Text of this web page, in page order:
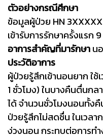
ตัวอย่างกรณีศึกษา
ข้อมูลผู้ป่วย HN
เข้ารับการรักษาครั้งแรก
อาการสำคัญที่มารักษาน
ประวัติอาการ
ผู้ป่วยรู้สึกเข้านอนยาก ใช้
1 ชั่วโมง) ในบางคืนตื่นก
ได้ จำนวนชั่วโมงนอนทั้ง
ป่วยรู้สึกไม่สดชื่น ในเวล
ง่วงนอน กระทบต่อการท